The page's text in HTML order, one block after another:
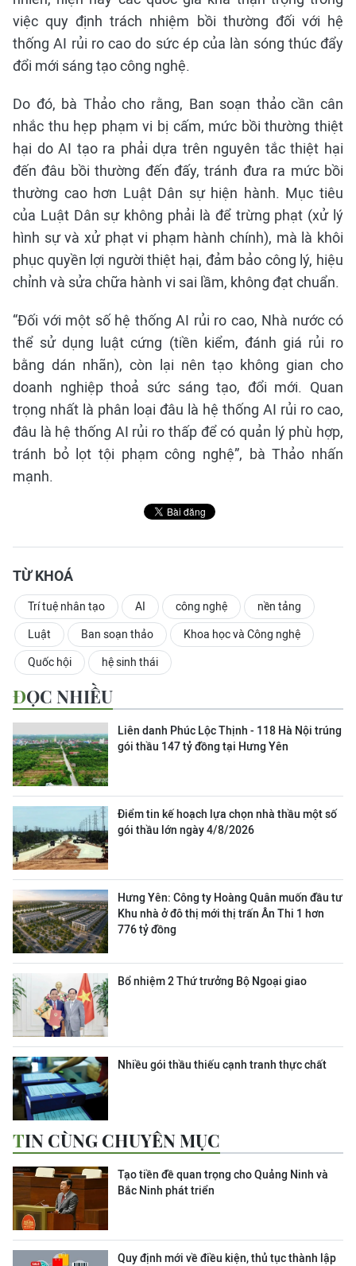
việc quy định trách nhiệm bồi thường đối với hệ
thống AI rủi ro cao do sức ép của làn sóng thúc đẩy
đổi mới sáng tạo công nghệ.
Do đó, bà Thảo cho rằng, Ban soạn thảo cần cân
nhắc thu hẹp phạm vi bị cấm, mức bồi thường thiệt
hại do AI tạo ra phải dựa trên nguyên tắc thiệt hại
đến đâu bồi thường đến đấy, tránh đưa ra mức bồi
thường cao hơn Luật Dân sự hiện hành. Mục tiêu
của Luật Dân sự không phải là để trừng phạt (xử lý
hình sự và xử phạt vi phạm hành chính), mà là khôi
phục quyền lợi người thiệt hại, đảm bảo công lý, hiệu
chỉnh và sửa chữa hành vi sai lầm, không đạt chuẩn.
“Đối với một số hệ thống AI rủi ro cao, Nhà nước có
thể sử dụng luật cứng (tiền kiểm, đánh giá rủi ro
bằng dán nhãn), còn lại nên tạo không gian cho
doanh nghiệp thoả sức sáng tạo, đổi mới. Quan
trọng nhất là phân loại đâu là hệ thống AI rủi ro cao,
đâu là hệ thống AI rủi ro thấp để có quản lý phù hợp,
tránh bỏ lọt tội phạm công nghệ”, bà Thảo nhấn
mạnh.
TỪ KHOÁ
Trí tuệ nhân tạo AI công nghệ nền tảng
Luật Ban soạn thảo Khoa học và Công nghệ
Quốc hội hệ sinh thái
ĐỌC NHIỀU
Liên danh Phúc Lộc Thịnh - 118 Hà Nội trúng
gói thầu 147 tỷ đồng tại Hưng Yên
Điểm tin kế hoạch lựa chọn nhà thầu một số
gói thầu lớn ngày 4/8/2026
Hưng Yên: Công ty Hoàng Quân muốn đầu tư
Khu nhà ở đô thị mới thị trấn Ân Thi 1 hơn
776 tỷ đồng
Bổ nhiệm 2 Thứ trưởng Bộ Ngoại giao
Nhiều gói thầu thiếu cạnh tranh thực chất
TIN CÙNG CHUYÊN MỤC
Tạo tiền đề quan trọng cho Quảng Ninh và
Bắc Ninh phát triển
Quy định mới về điều kiện, thủ tục thành lập